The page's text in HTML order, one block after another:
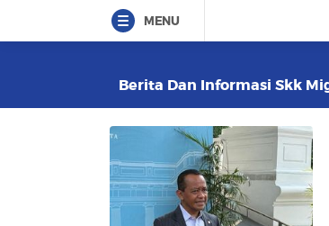
MENU
Berita Dan Informasi Skk